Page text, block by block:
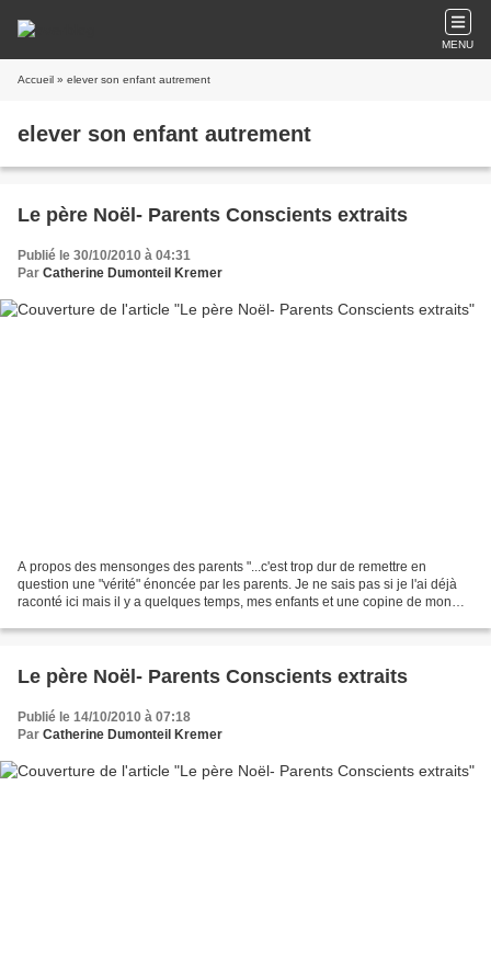
MENU
Accueil » elever son enfant autrement
elever son enfant autrement
Le père Noël- Parents Conscients extraits
Publié le 30/10/2010 à 04:31
Par Catherine Dumonteil Kremer
A propos des mensonges des parents "...c'est trop dur de remettre en
question une "vérité" énoncée par les parents. Je ne sais pas si je l'ai déjà
raconté ici mais il y a quelques temps, mes enfants et une copine de mon
Le père Noël- Parents Conscients extraits
Publié le 14/10/2010 à 07:18
Par Catherine Dumonteil Kremer